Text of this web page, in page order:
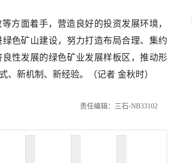
面着手，营造良好的投资发展环境，
色矿山建设，努力打造布局合理、集约
性发展的绿色矿业发展样板区，推动形
、新机制、新经验。（记者 金秋时）
责任编辑：三石-NB33102